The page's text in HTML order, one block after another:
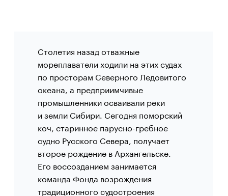
Столетия назад отважные
мореплаватели ходили на этих судах
по просторам Северного Ледовитого
океана, а предприимчивые
промышленники осваивали реки
и земли Сибири. Сегодня поморский
коч, старинное парусно-гребное
судно Русского Севера, получает
второе рождение в Архангельске.
Его воссозданием занимается
команда Фонда возрождения
традиционного судостроения